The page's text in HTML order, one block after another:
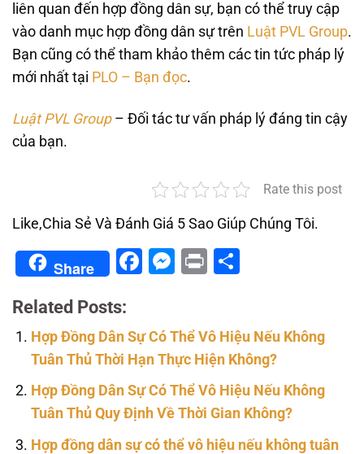
liên quan đến hợp đồng dân sự, bạn có thể truy cập
vào danh mục hợp đồng dân sự trên Luật PVL Group.
Bạn cũng có thể tham khảo thêm các tin tức pháp lý
mới nhất tại PLO – Bạn đọc.
Luật PVL Group– Đối tác tư vấn pháp lý đáng tin cậy
của bạn.
Rate this post
Like,Chia Sẻ Và Đánh Giá 5 Sao Giúp Chúng Tôi.
Share Facebook
Messenger
Print
Related Posts:
Hợp Đồng Dân Sự Có Thể Vô Hiệu Nếu Không
Tuân Thủ Thời Hạn Thực Hiện Không?
Hợp Đồng Dân Sự Có Thể Vô Hiệu Nếu Không
Tuân Thủ Quy Định Về Thời Gian Không?
Hợp đồng dân sự có thể vô hiệu nếu không tuân